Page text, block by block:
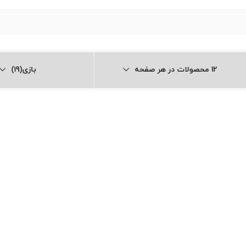
12 محصولات در هر صفحه بازی(19)